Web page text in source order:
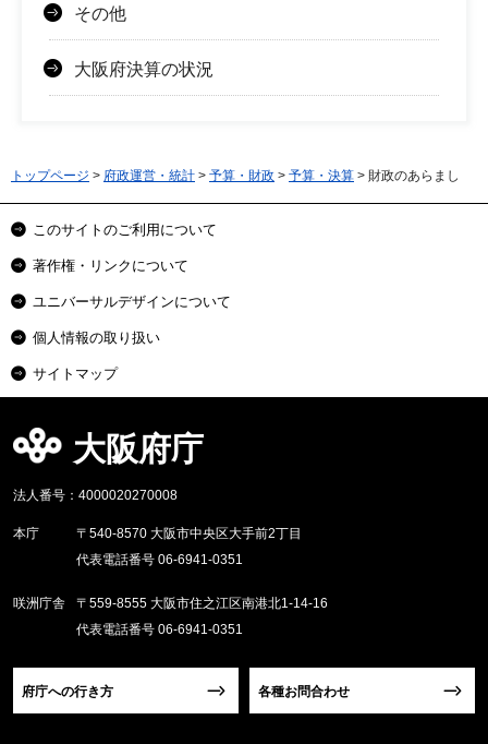
その他
大阪府決算の状況
トップページ > 府政運営・統計 > 予算・財政 > 予算・決算 > 財政のあらまし
このサイトのご利用について
著作権・リンクについて
ユニバーサルデザインについて
個人情報の取り扱い
サイトマップ
大阪府庁
法人番号：4000020270008
本庁
〒540-8570 大阪市中央区大手前2丁目
代表電話番号 06-6941-0351
咲洲庁舎
〒559-8555 大阪市住之江区南港北1-14-16
代表電話番号 06-6941-0351
府庁への行き方 各種お問合わせ